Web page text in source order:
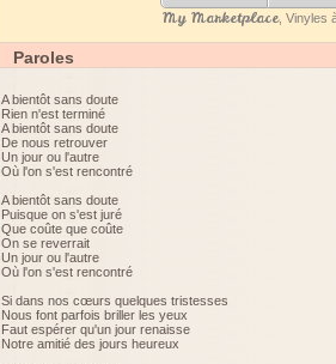
My Marketplace, Vinyles
Paroles
A bientôt sans doute
Rien n'est terminé
A bientôt sans doute
De nous retrouver
Un jour ou l'autre
Où l'on s'est rencontré
A bientôt sans doute
Puisque on s'est juré
Que coûte que coûte
On se reverrait
Un jour ou l'autre
Où l'on s'est rencontré
Si dans nos cœurs quelques tristesses
Nous font parfois briller les yeux
Faut espérer qu'un jour renaisse
Notre amitié des jours heureux